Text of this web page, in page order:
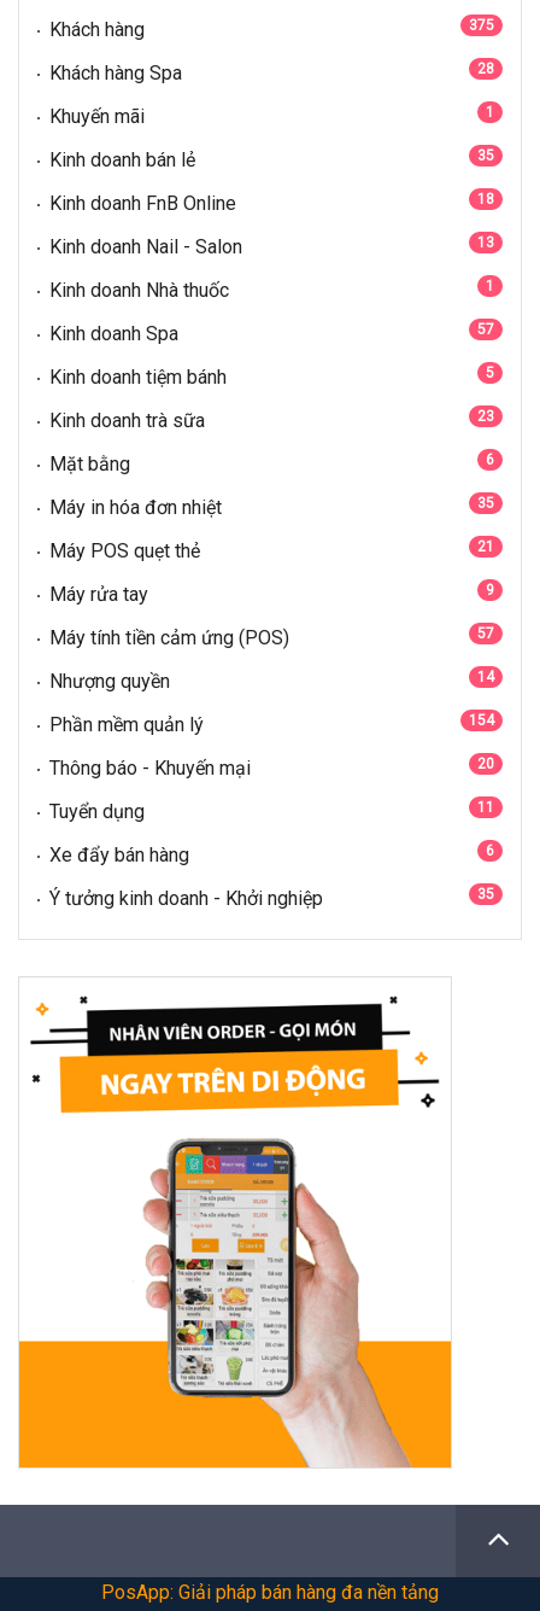
Khách hàng 375
Khách hàng Spa 28
Khuyến mãi 1
Kinh doanh bán lẻ 35
Kinh doanh FnB Online 18
Kinh doanh Nail - Salon 13
Kinh doanh Nhà thuốc 1
Kinh doanh Spa 57
Kinh doanh tiệm bánh 5
Kinh doanh trà sữa 23
Mặt bằng 6
Máy in hóa đơn nhiệt 35
Máy POS quẹt thẻ 21
Máy rửa tay 9
Máy tính tiền cảm ứng (POS) 57
Nhượng quyền 14
Phần mềm quản lý 154
Thông báo - Khuyến mại 20
Tuyển dụng 11
Xe đẩy bán hàng 6
Ý tưởng kinh doanh - Khởi nghiệp 35
PosApp: Giải pháp bán hàng đa nền tảng